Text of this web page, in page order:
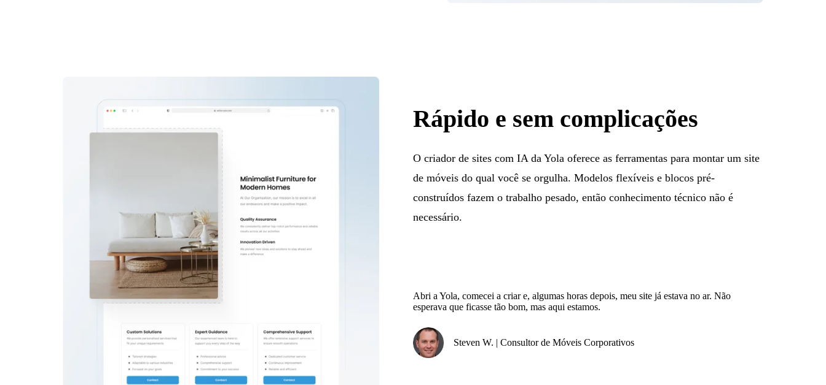
Rápido e sem complicações
O criador de sites com IA da Yola oferece as ferramentas para montar um site
de móveis do qual você se orgulha. Modelos flexíveis e blocos pré-
construídos fazem o trabalho pesado, então conhecimento técnico não é
necessário.
Abri a Yola, comecei a criar e, algumas horas depois, meu site já estava no ar. Não
esperava que ficasse tão bom, mas aqui estamos.
Steven W. | Consultor de Móveis Corporativos